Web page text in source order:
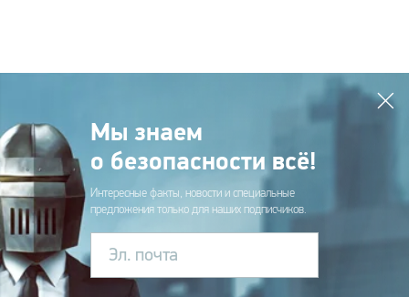
Мы знаем
о безопасности всё!
Интересные факты, новости и специальные
предложения только для наших подписчиков.
Эл. почта